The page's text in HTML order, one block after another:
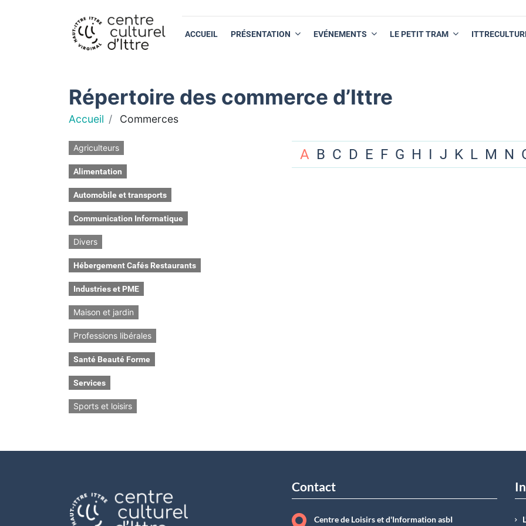
ACCUEIL PRÉSENTATION EVÉNEMENTS LE PETIT TRAM
Répertoire des commerce d’Ittre
Accueil Commerces
Agriculteurs
Alimentation
Automobile et transports
Communication Informatique
Divers
Hébergement Cafés Restaurants
Industries et PME
Maison et jardin
Professions libérales
Santé Beauté Forme
Services
Sports et loisirs
A B C D E F G H I J K L M N
Contact
Centre de Loisirs et d'Information asbI